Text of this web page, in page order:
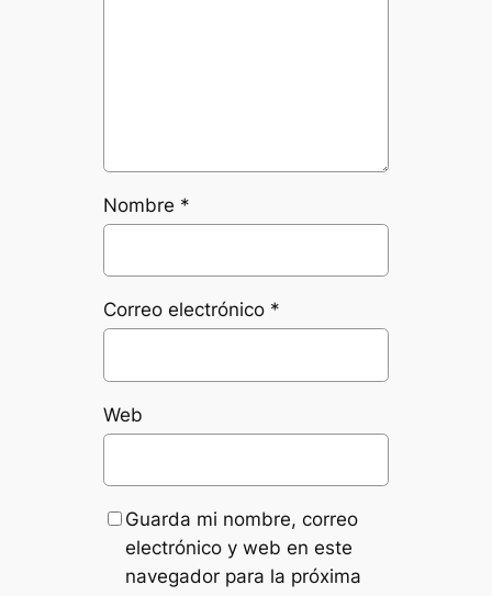
Nombre *
Correo electrónico *
Web
Guarda mi nombre, correo
electrónico y web en este
navegador para la próxima